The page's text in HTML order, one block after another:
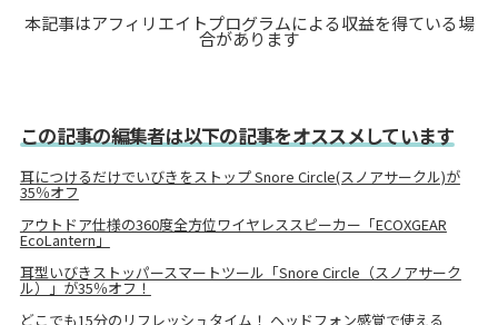
本記事はアフィリエイトプログラムによる収益を得ている場
合があります
この記事の編集者は以下の記事をオススメしています
耳につけるだけでいびきをストップ Snore Circle(スノアサークル)が
35％オフ
アウトドア仕様の360度全方位ワイヤレススピーカー「ECOXGEAR
EcoLantern」
耳型いびきストッパースマートツール「Snore Circle（スノアサーク
ル）」が35％オフ！
どこでも15分のリフレッシュタイム！ ヘッドフォン感覚で使える